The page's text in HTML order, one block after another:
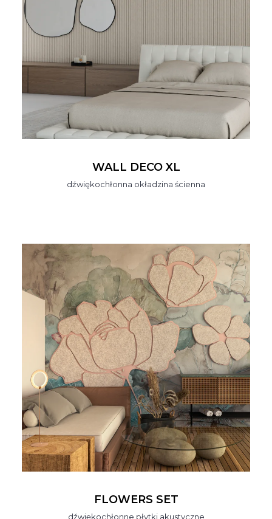
WALL DECO XL
dźwiękochłonna okładzina ścienna
FLOWERS SET
dźwiękochłonne płytki akustyczne